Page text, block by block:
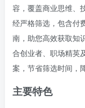
容，覆盖商业思维、
经严格筛选，包含付
南，助您高效获取知
合创业者、职场精英
案，节省筛选时间，
主要特色